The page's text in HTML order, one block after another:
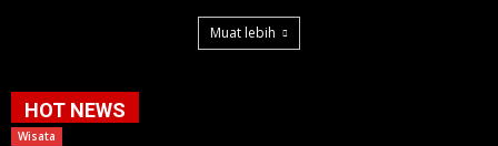
Muat lebih
HOT NEWS
Wisata